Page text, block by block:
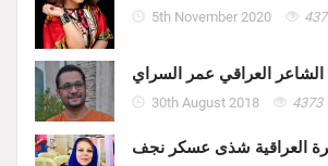
5th November 2020
العراقي عمر السراي
30th August 2018 4373
العراقية شذى عسكر نجف